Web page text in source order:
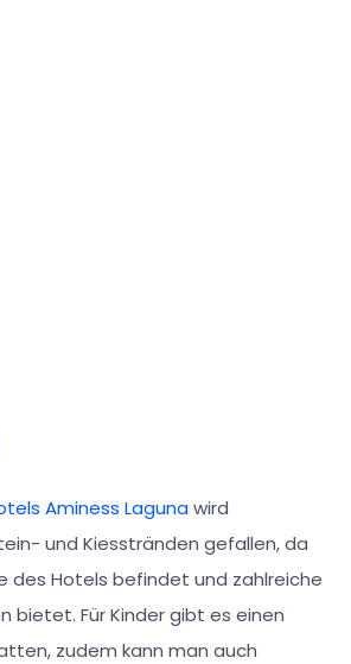
Aminess Lagunawird
und Kiesstränden gefallen, da
des Hotels befindet und zahlreiche
bietet. Für Kinder gibt es einen
zudem kann man auch